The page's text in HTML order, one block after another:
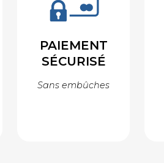
PAIEMENT
SÉCURISÉ
Sans embûches